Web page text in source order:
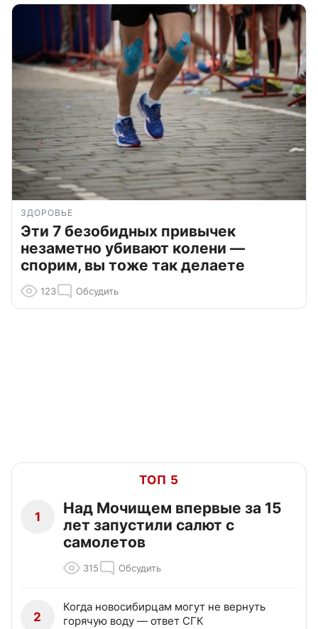
ЗДОРОВЬЕ
Эти 7 безобидных привычек
незаметно убивают колени —
спорим, вы тоже так делаете
123 Обсудить
ТОП 5
1
Над Мочищем впервые за 15
лет запустили салют с
самолетов
315 Обсудить
2
Когда новосибирцам могут не вернуть
горячую воду — ответ СГК